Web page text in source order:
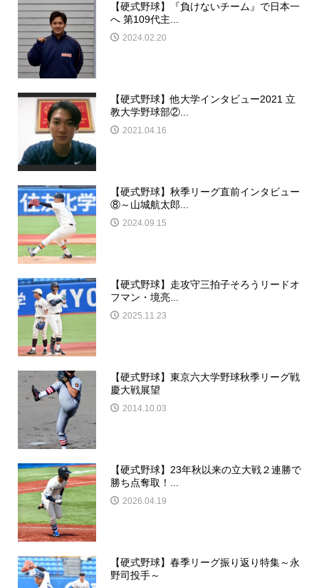
【硬式野球】『負けないチーム』で日本一
へ 第109代主...
2024.02.20
【硬式野球】他大学インタビュー2021 立
教大学野球部②...
2021.04.16
【硬式野球】秋季リーグ直前インタビュー
⑧～山城航太郎...
2024.09.15
【硬式野球】走攻守三拍子そろうリードオ
フマン・境亮...
2025.11.23
【硬式野球】東京六大学野球秋季リーグ戦
慶大戦展望
2014.10.03
【硬式野球】23年秋以来の立大戦２連勝で
勝ち点奪取！...
2026.04.19
【硬式野球】春季リーグ振り返り特集～永
野司投手～